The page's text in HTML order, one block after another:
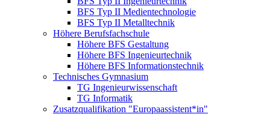
BFS Typ II Medientechnologie
BFS Typ II Metalltechnik
Höhere Berufsfachschule
Höhere BFS Gestaltung
Höhere BFS Ingenieurtechnik
Höhere BFS Informationstechnik
Technisches Gymnasium
TG Ingenieurwissenschaft
TG Informatik
Zusatzqualifikation "Europaassistent*in"